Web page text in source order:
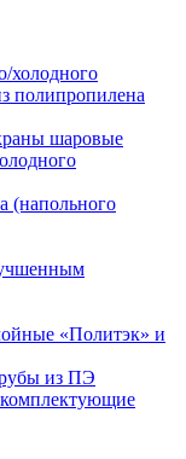
холодного
полипропилена
шаровые
(напольного
«Политэк» и
из ПЭ